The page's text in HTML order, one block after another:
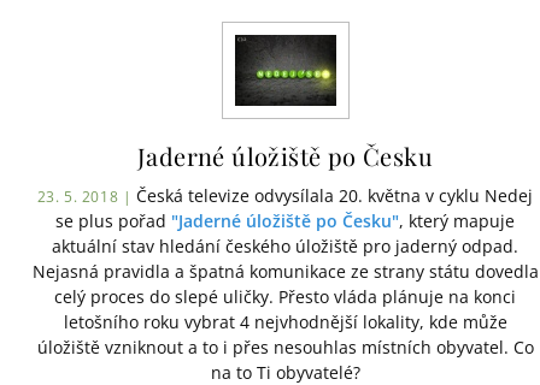
Jaderné úložiště po Česku
23. 5. 2018 | Česká televize odvysílala 20. května v cyklu Nedej
se plus pořad "Jaderné úložiště po Česku", který mapuje
aktuální stav hledání českého úložiště pro jaderný odpad.
Nejasná pravidla a špatná komunikace ze strany státu dovedla
celý proces do slepé uličky. Přesto vláda plánuje na konci
letošního roku vybrat 4 nejvhodnější lokality, kde může
úložiště vzniknout a to i přes nesouhlas místních obyvatel. Co
na to Ti obyvatelé?